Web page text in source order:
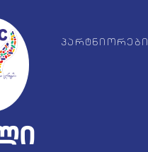
ᲞᲐᲠᲢᲜᲘᲝᲠᲔᲑᲘ